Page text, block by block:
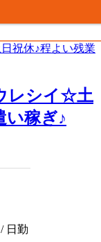
レシイ☆土
い稼ぎ♪
日勤